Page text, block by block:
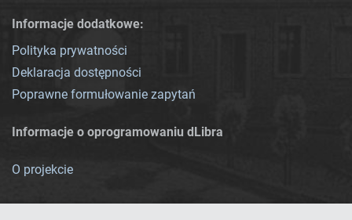
Informacje dodatkowe:
Polityka prywatności
Deklaracja dostępności
Poprawne formułowanie zapytań
Informacje o oprogramowaniu dLibra
O projekcie